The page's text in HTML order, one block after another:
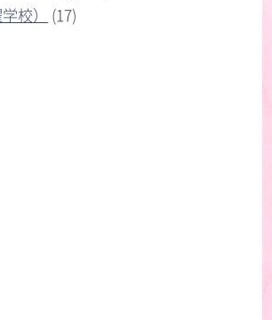
校）
(17)